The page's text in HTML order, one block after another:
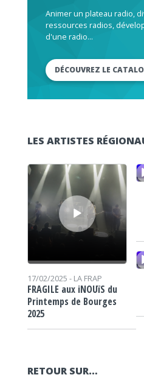
Animer un plateau radio,
ressources radios,
d'une radio...
DÉCOUVREZ LE
LES ARTISTES
Lecteur audio
17/02/2025 - LA FRAP
FRAGILE aux iNOUïS du
Printemps de Bourges
2025
RETOUR SUR…